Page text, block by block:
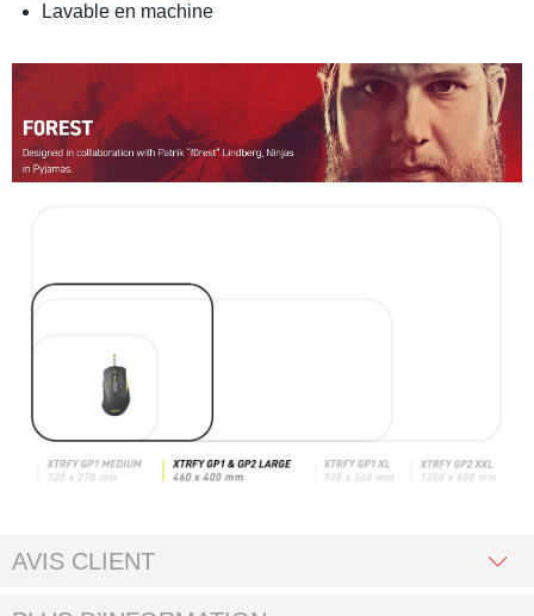
Lavable en machine
AVIS CLIENT